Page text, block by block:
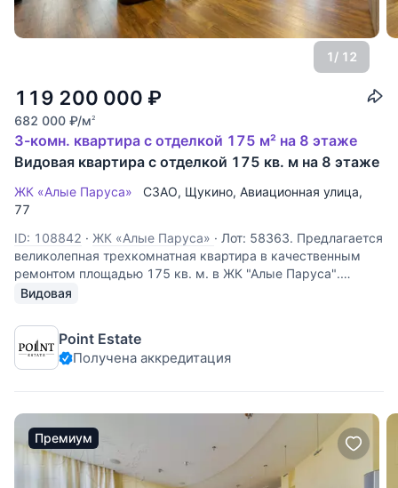
1/ 12
119 200 000 ₽
682 000 ₽/м2
3-комн. квартира с отделкой 175 м² на 8 этаже
Видовая квартира с отделкой 175 кв. м на 8 этаже
ЖК «Алые Паруса» СЗАО, Щукино, Авиационная улица,
77
ID: 108842 · ЖК «Алые Паруса» · Лот: 58363. Предлагается
великолепная трехкомнатная квартира в качественным
ремонтом площадью 175 кв. м. в ЖК "Алые Паруса".
Функциональная планировка: кухня-гостиная, две спальни,
гостевой санузел.
Видовая
Point Estate
Получена аккредитация
Премиум